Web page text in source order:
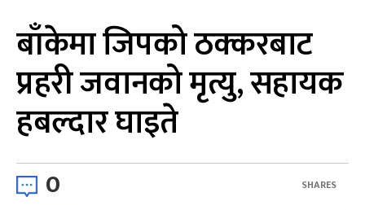
बाँकेमा जिपको ठक्करबाट
प्रहरी जवानको मृत्यु, सहायक
हबल्दार घाइते
0 SHARES